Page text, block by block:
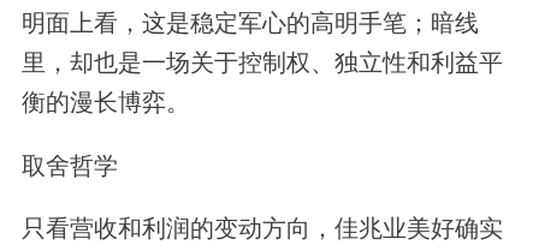
明面上看，这是稳定军心的高明手笔；暗线
里，却也是一场关于控制权、独立性和利益平
衡的漫长博弈。
取舍哲学
只看营收和利润的变动方向，佳兆业美好确实